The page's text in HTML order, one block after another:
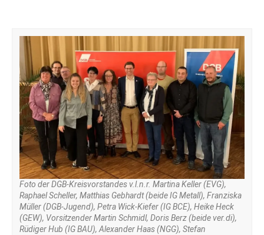
Foto der DGB-Kreisvorstandes v.l.n.r. Martina Keller (EVG),
Raphael Scheller, Matthias Gebhardt (beide IG Metall), Franziska
Müller (DGB-Jugend), Petra Wick-Kiefer (IG BCE), Heike Heck
(GEW), Vorsitzender Martin Schmidl, Doris Berz (beide ver.di),
Rüdiger Hub (IG BAU), Alexander Haas (NGG), Stefan